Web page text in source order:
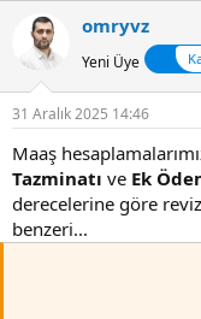
B
a
ş
l
a
a
n
g
ç
t
a
i
h
i
omryvz
Yeni Üye
31 Aralık 2025 14:46
Maaş
Tazminatı ve Ek
derecelerine göre
benzeri...